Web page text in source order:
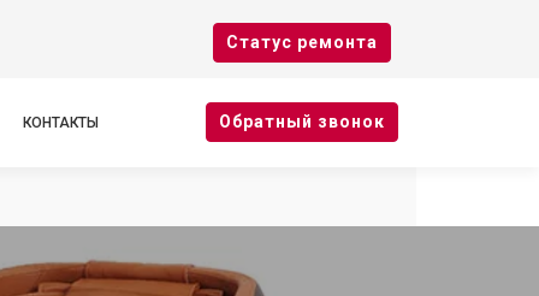
Cтатус ремонта
КОНТАКТЫ Oбратный звонок